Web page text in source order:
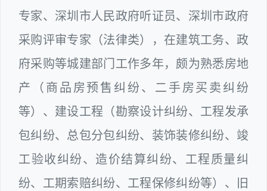
专家、深圳市人民政府听证员、深圳市政府
采购评审专家（法律类），在建筑工务、政
府采购等城建部门工作多年，颇为熟悉房地
产（商品房预售纠纷、二手房买卖纠纷
等）、建设工程（勘察设计纠纷、工程发承
包纠纷、总包分包纠纷、装饰装修纠纷、竣
工验收纠纷、造价结算纠纷、工程质量纠
纷、工期索赔纠纷、工程保修纠纷等）、旧